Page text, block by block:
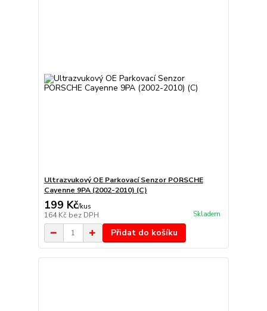
Ultrazvukový OE Parkovací Senzor PORSCHE
Cayenne 9PA (2002-2010) (C)
199 Kč/kus
164 Kč bez DPH Skladem
Přidat do košíku